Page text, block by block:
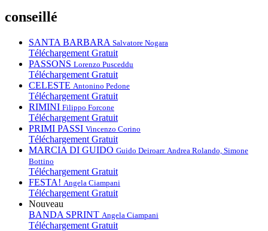
conseillé
SANTA BARBARA Salvatore Nogara
Téléchargement Gratuit
PASSONS Lorenzo Pusceddu
Téléchargement Gratuit
CELESTE Antonino Pedone
Téléchargement Gratuit
RIMINI Filippo Forcone
Téléchargement Gratuit
PRIMI PASSI Vincenzo Corino
Téléchargement Gratuit
MARCIA DI GUIDO Guido Deiroarr. Andrea Rolando, Simone
Bottino
Téléchargement Gratuit
FESTA! Angela Ciampani
Téléchargement Gratuit
Nouveau
BANDA SPRINT Angela Ciampani
Téléchargement Gratuit